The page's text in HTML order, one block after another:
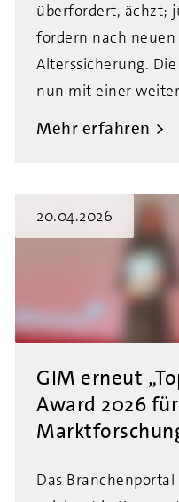
überfordert, ächzt;
fordern nach
Alterssicherung.
nun mit einer
Mehr erfahren
20.04.2026
GIM erneut
Award 2026
Das